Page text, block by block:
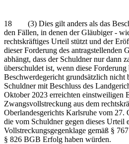
18 (3) Dies gilt anders als das
den Fällen, in denen der Gläubiger -
rechtskräftiges Urteil stützt und der
dieser Forderung des antragstellenden
abhängt, dass der Schuldner nur dann
überschuldet ist, wenn diese
Beschwerdegericht grundsätzlich nicht
Schuldner mit Beschluss des
Oktober 2023 erreichten einstweiligen
Zwangsvollstreckung aus dem
Oberlandesgerichts Karlsruhe vom 27.
die vom Schuldner gegen dieses Urteil
Vollstreckungsgegenklage gemäß §
§ 826 BGB Erfolg haben würden.